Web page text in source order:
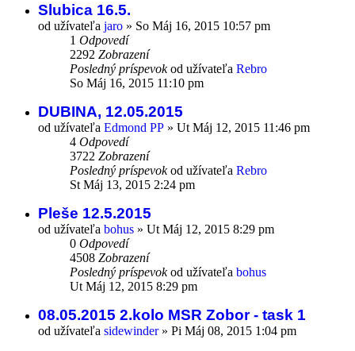
Slubica 16.5.
od užívateľa jaro » So Máj 16, 2015 10:57 pm
1 Odpovedí
2292 Zobrazení
Posledný príspevokod užívateľa Rebro
So Máj 16, 2015 11:10 pm
DUBINA, 12.05.2015
od užívateľa Edmond PP » Ut Máj 12, 2015 11:46 pm
4 Odpovedí
3722 Zobrazení
Posledný príspevokod užívateľa Rebro
St Máj 13, 2015 2:24 pm
Pleše 12.5.2015
od užívateľa bohus » Ut Máj 12, 2015 8:29 pm
0 Odpovedí
4508 Zobrazení
Posledný príspevokod užívateľa bohus
Ut Máj 12, 2015 8:29 pm
08.05.2015 2.kolo MSR Zobor - task 1
od užívateľa sidewinder» Pi Máj 08, 2015 1:04 pm